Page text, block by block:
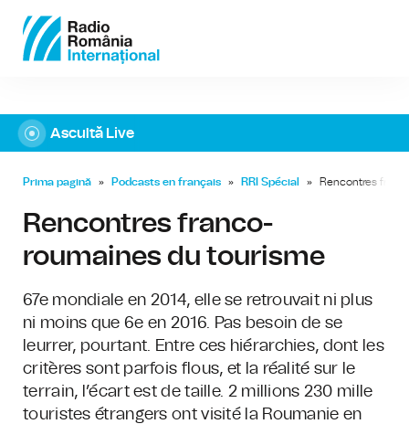
Ascultă Live
Prima pagină » Podcasts en français » RRI Spécial » Rencontres
Rencontres franco-
roumaines du tourisme
67e mondiale en 2014, elle se retrouvait ni plus
ni moins que 6e en 2016. Pas besoin de se
leurrer, pourtant. Entre ces hiérarchies, dont les
critères sont parfois flous, et la réalité sur le
terrain, l’écart est de taille. 2 millions 230 mille
touristes étrangers ont visité la Roumanie en